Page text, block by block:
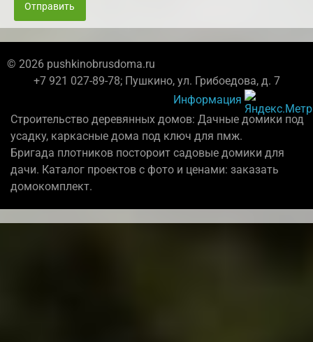
Отправить
© 2026 pushkinobrusdoma.ru
+7 921 027-89-78; Пушкино, ул. Грибоедова, д. 7
Информация
Строительство деревянных домов: Дачные домики под
усадку, каркасные дома под ключ для пмж.
Бригада плотников постороит садовые домики для
дачи. Каталог проектов с фото и ценами: заказать
домокомплект.